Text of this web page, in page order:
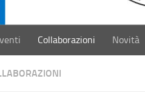
Collaborazioni Novità